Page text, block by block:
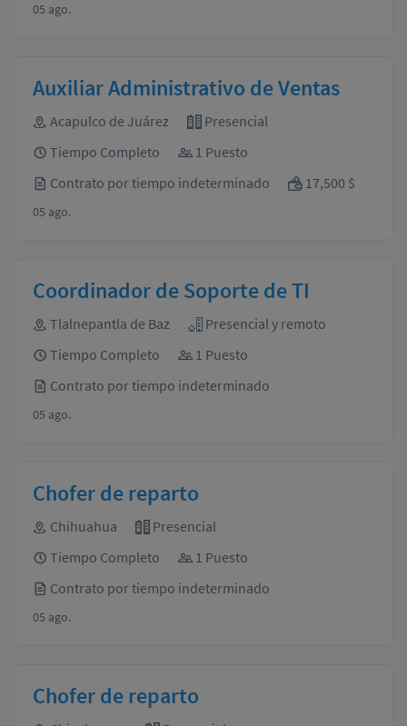
05 ago.
Auxiliar Administrativo de Ventas
Acapulco de Juárez
Presencial
Tiempo Completo
1 Puesto
Contrato por tiempo indeterminado
17,500 $
05 ago.
Coordinador de Soporte de TI
Tlalnepantla de Baz
Presencial y remoto
Tiempo Completo
1 Puesto
Contrato por tiempo indeterminado
05 ago.
Chofer de reparto
Chihuahua
Presencial
Tiempo Completo
1 Puesto
Contrato por tiempo indeterminado
05 ago.
Chofer de reparto